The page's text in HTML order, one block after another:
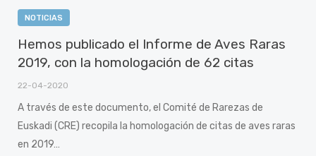
NOTICIAS
Hemos publicado el Informe de Aves Raras
2019, con la homologación de 62 citas
22-04-2020
A través de este documento, el Comité de Rarezas de
Euskadi (CRE) recopila la homologación de citas de aves raras
en 2019…